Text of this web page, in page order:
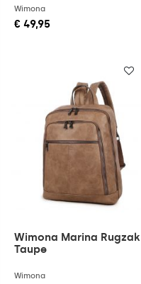
Wimona
€ 49,95
Wimona Marina Rugzak
Taupe
Wimona